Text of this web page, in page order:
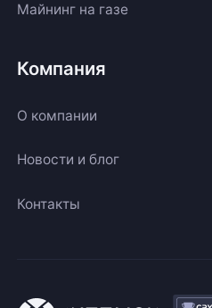
Майнинг на газе
Компания
О компании
Новости и блог
Контакты